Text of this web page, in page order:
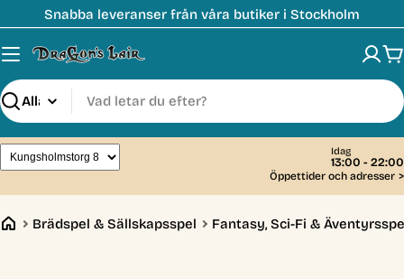
till
innehåll
Snabba leveranser från våra butiker i Stockholm
Sök
Idag
13:00 - 22:00
Öppettider och adresser >
Brädspel & Sällskapsspel Fantasy, Sci-Fi &